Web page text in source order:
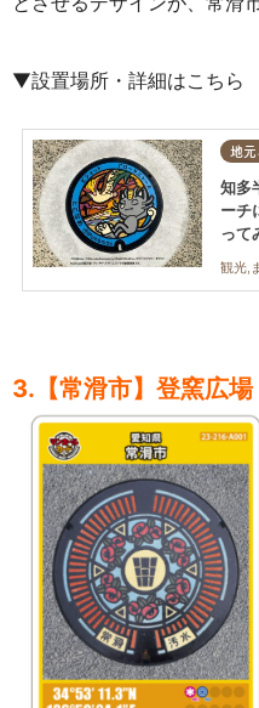
▼設置場所・詳細はこちら
地元
知多
ーチ
って
3.【常滑市】登窯広